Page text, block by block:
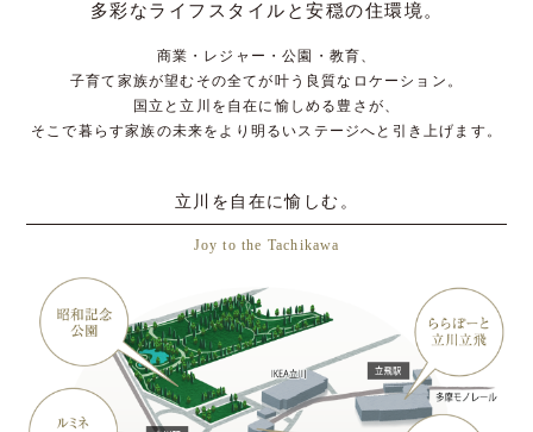
多彩なライフスタイルと安穏の住環境。
商業・レジャー・公園・教育、
子育て家族が望むその全てが叶う良質なロケーション。
国立と立川を自在に愉しめる豊さが、
そこで暮らす家族の未来をより明るいステージへと引き上げます。
立川を自在に愉しむ。
Joy to the Tachikawa